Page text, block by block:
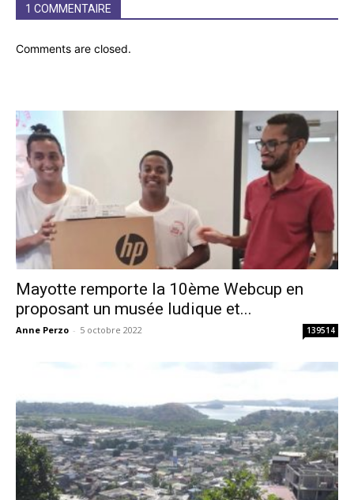
1 COMMENTAIRE
Comments are closed.
Mayotte remporte la 10ème Webcup en
proposant un musée ludique et...
Anne Perzo - 5 octobre 2022 139514